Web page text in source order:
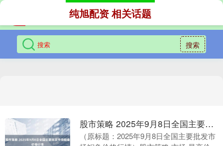
搜索
纯旭配资 相关话题
股市策略 2025年9月8日全国主要批发市场鮰鱼价格行情
（原标题：2025年9月8日全国主要批发市